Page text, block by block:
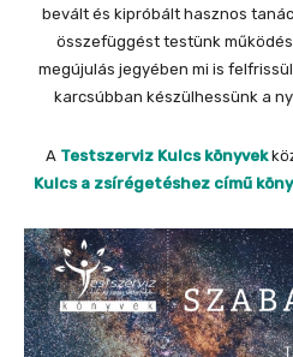
bevált és kipróbált hasznos
összefüggést testünk
megújulás jegyében mi is
karcsúbban készülhessünk a
A Testszerviz Kulcs könyvek
Kulcs a zsírégetéshez című